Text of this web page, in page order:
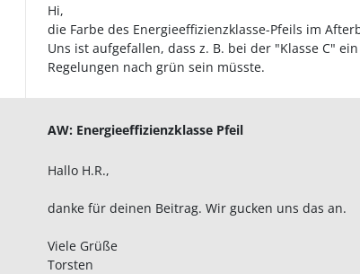
Hi,
die Farbe des Energieeffizienzklasse-Pfeils im
Uns ist aufgefallen, dass z. B. bei der "Klasse C"
Regelungen nach grün sein müsste.
AW: Energieeffizienzklasse Pfeil
Hallo H.R.,
danke für deinen Beitrag. Wir gucken uns das an.
Viele Grüße
Torsten